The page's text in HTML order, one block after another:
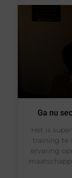
Ga nu
Het is
training te
ervaring